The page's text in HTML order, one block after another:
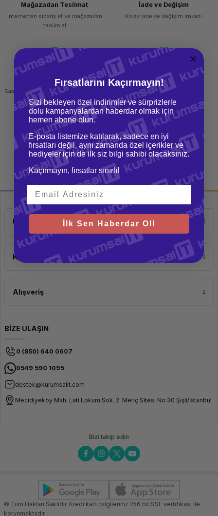
Mağazadan Teslimat
İnternetten sipariş et ve mağazadan
teslim al
İade ve Değişim
Kolay iade ve değişim imkanı
Hızlı Gönderi
Saat 15.00'a kadar yapılan siparişlerde
aynı gün kargo imkanı
Güvenli Alışveriş
256 bit SSL sertifikası
Kargo Bedava
Tüm siparişlerinizde ücretsiz kargo
imkanı
Üyelik
Kurumsal
Alışveriş
BİZE ULAŞIN
0 (850) 640 0607
0549 590 1095
destek@kurumsalit.com
Mecidiyeköy Mah. Lati Lokum Sok. 2. Meriç Sitesi No:30 Şişli/İstanbul
Bizi takip edin
© Tüm Hakları Saklıdır. Kredi kartı bilgileriniz 256 bit SSL sertifikası ile
korunmaktadır.
Fırsatlarını Kaçırmayın!
Sizi bekleyen özel indirimler ve sürprizlerle
dolu kampanyalardan haberdar olmak için
hemen abone olun.
E-posta listemize katılarak, sadece en iyi
fırsatları değil, aynı zamanda özel içerikler ve
hediyeler için de ilk siz bilgi sahibi olacaksınız.
Kaçırmayın, fırsatlar sınırlı!
İlk Sen Haberdar Ol!